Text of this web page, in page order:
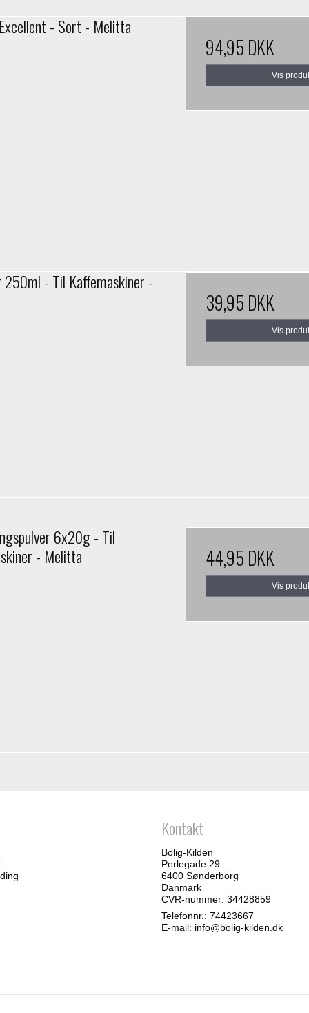
- Sort - Melitta
94,95 DKK
Vis
- Til Kaffemaskiner -
39,95 DKK
Vis
6x20g - Til
- Melitta
44,95 DKK
Vis
Kontakt
Bolig-Kilden
Perlegade 29
6400 Sønderborg
Danmark
CVR-nummer: 34428859
Telefonnr.: 74423667
E-mail: info@bolig-kilden.dk